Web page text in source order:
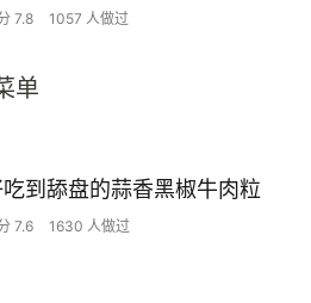
7.8 1057 人做过
单
到舔盘的蒜香黑椒牛肉粒
7.6 1630 人做过